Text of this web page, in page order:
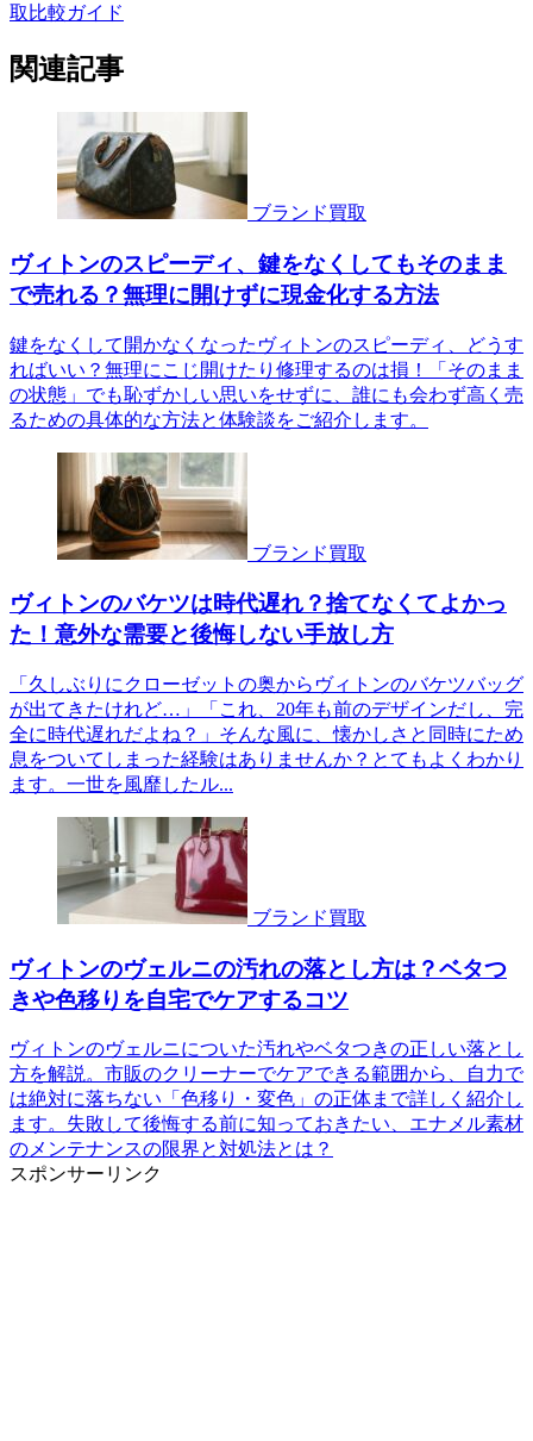
取比較ガイド
関連記事
ブランド買取
ヴィトンのスピーディ、鍵をなくしてもそのまま
で売れる？無理に開けずに現金化する方法
鍵をなくして開かなくなったヴィトンのスピーディ、どうす
ればいい？無理にこじ開けたり修理するのは損！「そのまま
の状態」でも恥ずかしい思いをせずに、誰にも会わず高く売
るための具体的な方法と体験談をご紹介します。
ブランド買取
ヴィトンのバケツは時代遅れ？捨てなくてよかっ
た！意外な需要と後悔しない手放し方
「久しぶりにクローゼットの奥からヴィトンのバケツバッグ
が出てきたけれど…」「これ、20年も前のデザインだし、完
全に時代遅れだよね？」そんな風に、懐かしさと同時にため
息をついてしまった経験はありませんか？とてもよくわかり
ます。一世を風靡したル...
ブランド買取
ヴィトンのヴェルニの汚れの落とし方は？ベタつ
きや色移りを自宅でケアするコツ
ヴィトンのヴェルニについた汚れやベタつきの正しい落とし
方を解説。市販のクリーナーでケアできる範囲から、自力で
は絶対に落ちない「色移り・変色」の正体まで詳しく紹介し
ます。失敗して後悔する前に知っておきたい、エナメル素材
のメンテナンスの限界と対処法とは？
スポンサーリンク